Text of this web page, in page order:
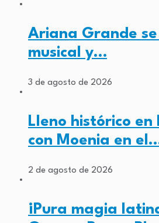
Ariana Grande
musical y…
3 de agosto de 2026
Lleno histórico en
con Moenia en
2 de agosto de 2026
¡Pura magia